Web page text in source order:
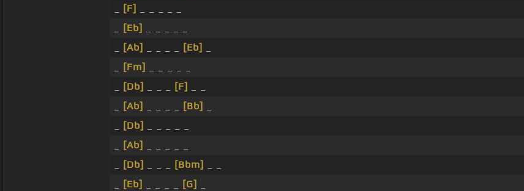
[F]
[Eb]
[Ab] [Eb]
[Fm]
[Db] [F]
[Ab] [Bb]
[Db]
[Ab]
[Db] [Bbm]
[Eb] [G]